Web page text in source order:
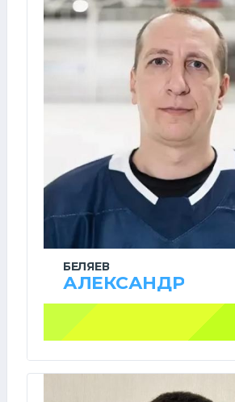
БЕЛЯЕВ
АЛЕКСАНДР